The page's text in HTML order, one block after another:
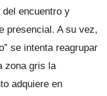
encuentro y
presencial. A su vez,
se intenta reagrupar
zona gris la
adquiere en